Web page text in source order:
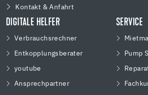
Kontakt & Anfahrt
DIGITALE HELFER
Verbrauchsrechner
Entkopplungsberater
youtube
Ansprechpartner
SERVICE
Pump